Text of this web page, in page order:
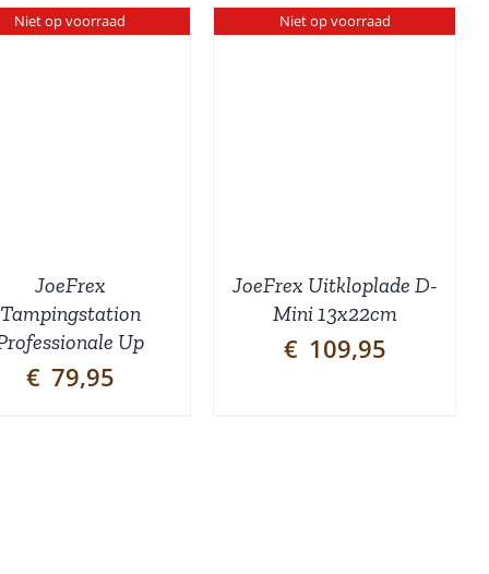
Niet op voorraad
JoeFrex
Tampingstation
Up
€ 79,95
Niet op voorraad
JoeFrex Uitkloplade D-
Mini 13x22cm
€ 109,95